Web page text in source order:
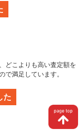
どこよりも高い査定額を
で満足しています。
た